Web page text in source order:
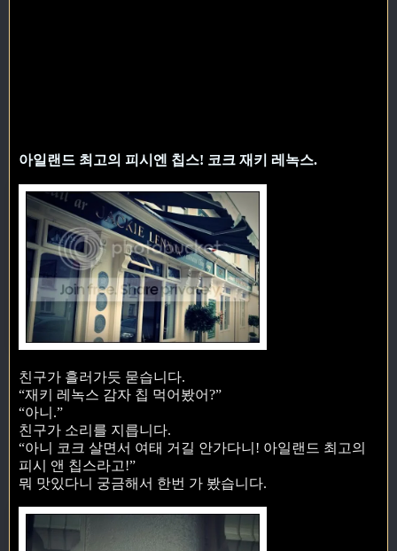
아일랜드 최고의 피시엔 칩스! 코크 재키 레녹스.
친구가 흘러가듯 묻습니다.
“재키 레녹스 감자 칩 먹어봤어?”
“아니.”
친구가 소리를 지릅니다.
“아니 코크 살면서 여태 거길 안가다니! 아일랜드 최고의
피시 앤 칩스라고!”
뭐 맛있다니 궁금해서 한번 가 봤습니다.